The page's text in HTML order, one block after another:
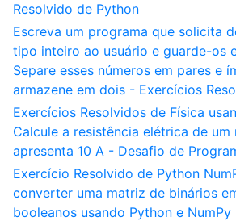
Resolvido de Python
Escreva um programa que solicita
tipo inteiro ao usuário e guarde-os
Separe esses números em pares e
armazene em dois - Exercícios
Exercícios Resolvidos de Física
Calcule a resistência elétrica de um
apresenta 10 A - Desafio de
Exercício Resolvido de Python
converter uma matriz de binários
booleanos usando Python e